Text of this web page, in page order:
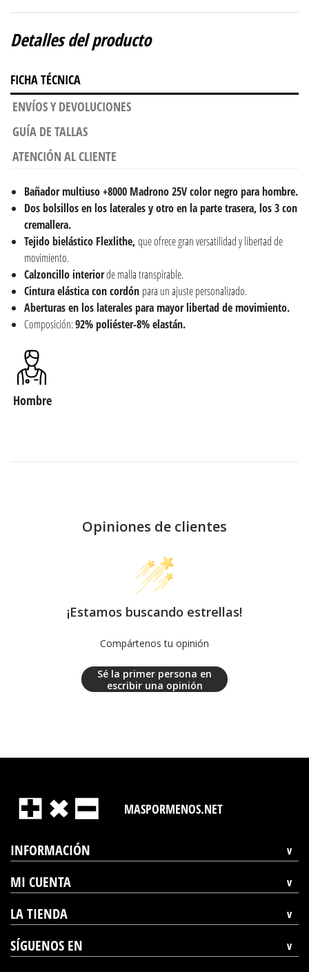
Detalles del producto
FICHA TÉCNICA
ENVÍOS Y DEVOLUCIONES
GUÍA DE TALLAS
ATENCIÓN AL CLIENTE
Bañador multiuso+8000 Madrono 25V color negro para hombre.
Dos bolsillos en los laterales y otro en la parte trasera, los 3 con
cremallera.
Tejido bielástico Flexlithe,que ofrece gran versatilidad y libertad de
movimiento.
Calzoncillo interiorde malla transpirable.
Cintura elástica con cordón para un ajuste personalizado.
Aberturas en los laterales para mayor libertad de movimiento.
Composición:92% poliéster-8% elastán.
Hombre
Opiniones de clientes
¡Estamos buscando estrellas!
Compártenos tu opinión
Sé la primer persona en
escribir una opinión
MASPORMENOS.NET
INFORMACIÓN
MI CUENTA
LA TIENDA
SÍGUENOS EN